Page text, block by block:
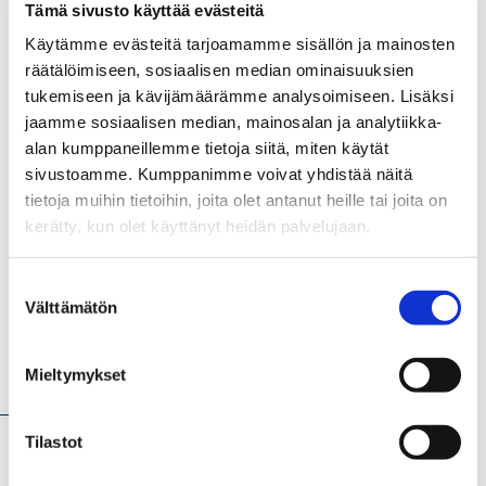
Tämä sivusto käyttää evästeitä
Käytämme evästeitä tarjoamamme sisällön ja mainosten
räätälöimiseen, sosiaalisen median ominaisuuksien
tukemiseen ja kävijämäärämme analysoimiseen. Lisäksi
jaamme sosiaalisen median, mainosalan ja analytiikka-
alan kumppaneillemme tietoja siitä, miten käytät
sivustoamme. Kumppanimme voivat yhdistää näitä
tietoja muihin tietoihin, joita olet antanut heille tai joita on
kerätty, kun olet käyttänyt heidän palvelujaan.
valinta
Välttämätön
Mieltymykset
Tilastot
Vaasan yliopisto
Tampereen yliopisto
Itä-Suomen yliopisto
Terveyden ja hyvinvoinnin laitos THL
Demos Helsinki
Hankkeen kuvaus